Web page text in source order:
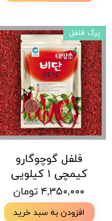
فلفل گوچوگارو
کیمچی ۱ کیلویی
۴,۳۵۰,۰۰۰ تومان
افزودن به سبد خرید
پرک فلفل